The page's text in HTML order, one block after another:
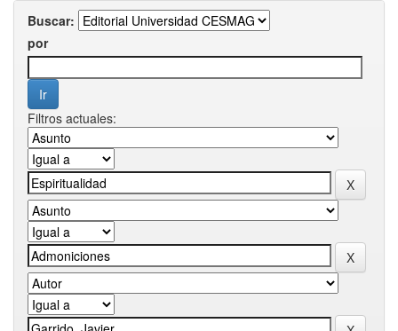
Buscar:
por
Filtros actuales: